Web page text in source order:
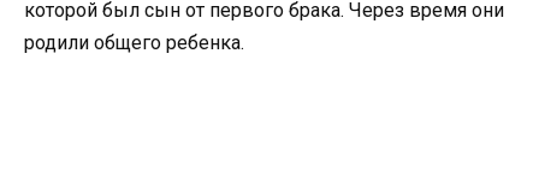
которой был сын от первого брака. Через время они
родили общего ребенка.